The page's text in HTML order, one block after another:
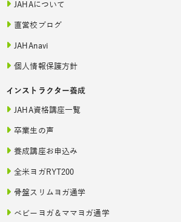
JAHAについて
直営校ブログ
JAHAnavi
個人情報保護方針
インストラクター養成
JAHA資格講座一覧
卒業生の声
養成講座お申込み
全米ヨガRYT200
骨盤スリムヨガ通学
ベビーヨガ＆ママヨガ通学